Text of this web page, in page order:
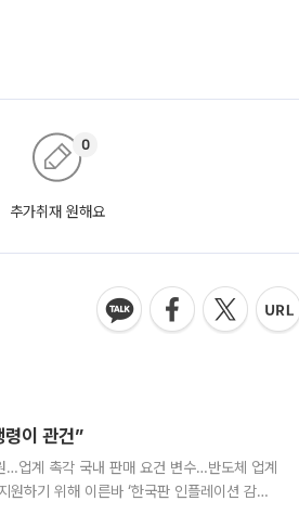
추가취재 원해요
0
령이 관건”
…업계 촉각 국내 판매 요건 변수…반도체 업계
하기 위해 이른바 ‘한국판 인플레이션 감축